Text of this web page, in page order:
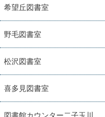
希望丘図書室
野毛図書室
松沢図書室
喜多見図書室